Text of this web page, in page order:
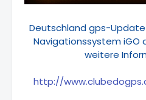
Deutschland gps-
Navigationssystem iGO
weitere
http://